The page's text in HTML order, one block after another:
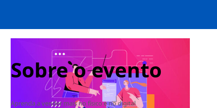
Sobre o evento
Aprenda a vender mais no físico e no digital